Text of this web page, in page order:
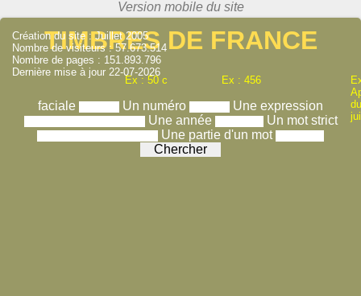
TIMBRES DE FRANCE
Ex : 50 c Ex : 456
faciale Un numéro
Une expression
Une année
Un mot strict
Une partie d'un mot
Création du site : Juillet 2005
Nombre de visiteurs : 57.673.514
Nombre de pages : 151.893.796
Dernière mise à jour 22-07-2026